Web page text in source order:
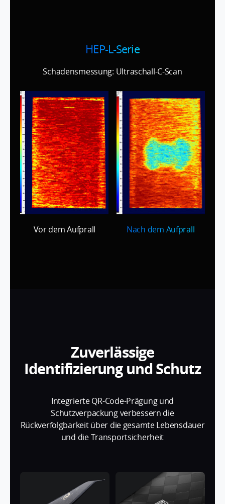
HEP-L-Serie
Schadensmessung: Ultraschall-C-Scan
Vor dem Aufprall Nach dem Aufprall
Zuverlässige
Identifizierung und Schutz
Integrierte QR-Code-Prägung und
Schutzverpackung verbessern die
Rückverfolgbarkeit über die gesamte Lebensdauer
und die Transportsicherheit